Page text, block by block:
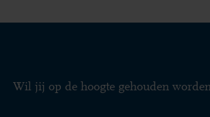
Wil jij op de hoogte gehouden